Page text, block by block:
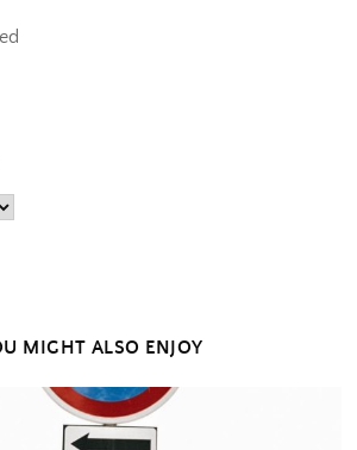
MIGHT ALSO ENJOY